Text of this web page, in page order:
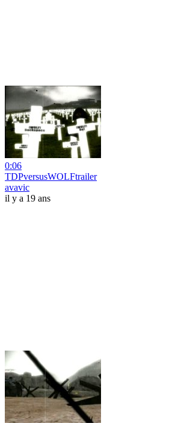
0:06
TDPversusWOLFtrailer
avavic
il y a 19 ans